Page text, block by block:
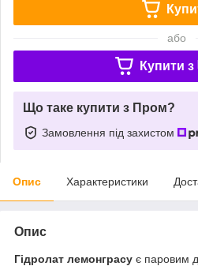
або
Купити з
Що таке купити з Пром?
Замовлення під захистом
Опис Характеристики
Опис
Гідролат лемонграсу є паровим